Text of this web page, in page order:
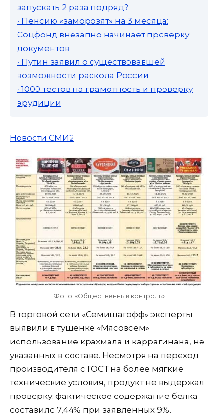
запускать 2 раза подряд?
• Пенсию «заморозят» на 3 месяца:
Соцфонд внезапно начинает проверку
документов
• Путин заявил о существовавшей
возможности раскола России
• 1000 тестов на грамотность и проверку
эрудиции
Новости СМИ2
Фото: «Общественный контроль»
В торговой сети «Семишагофф» эксперты
выявили в тушенке «Мясовсем»
использование крахмала и каррагинана, не
указанных в составе. Несмотря на переход
производителя с ГОСТ на более мягкие
технические условия, продукт не выдержал
проверку: фактическое содержание белка
составило 7,44% при заявленных 9%.